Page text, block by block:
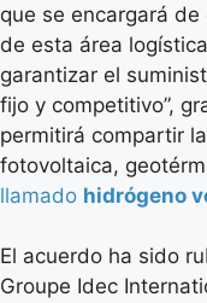
que se encargará
de esta área
garantizar el
fijo y competitivo”,
permitirá compartir
fotovoltaica,
llamado hidrógeno
El acuerdo ha sido
Groupe Idec